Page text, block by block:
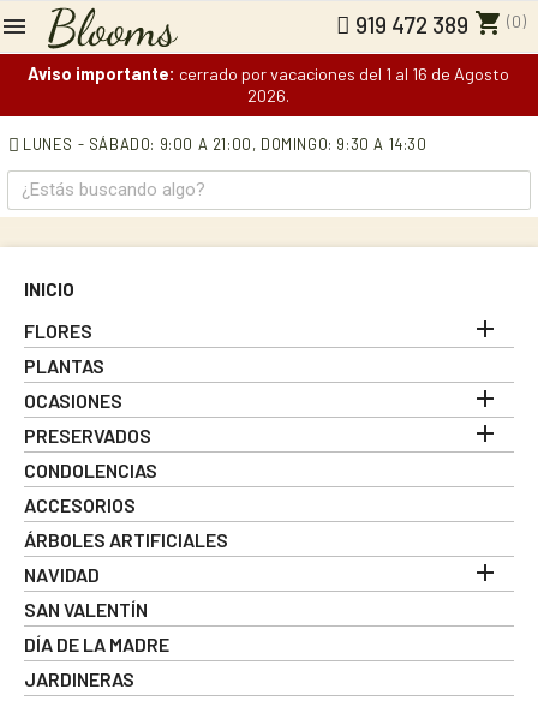
919 472 389 shopping_cart (0)
Aviso importante: cerrado por vacaciones del 1 al 16 de Agosto
2026.
LUNES - SÁBADO: 9:00 A 21:00, DOMINGO: 9:30 A 14:30
INICIO
FLORES 
PLANTAS
OCASIONES

PRESERVADOS 
CONDOLENCIAS
ACCESORIOS
ÁRBOLES ARTIFICIALES
NAVIDAD

SAN VALENTÍN
DÍA DE LA MADRE
JARDINERAS